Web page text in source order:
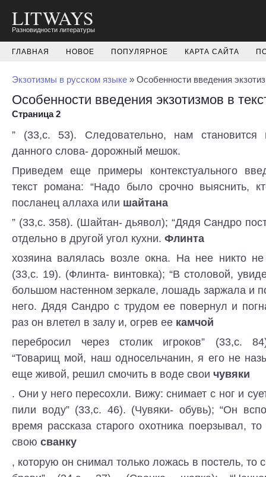
LITWAYS
Разновидности литературы
ГЛАВНАЯ НОВОЕ ПОПУЛЯРНОЕ КАРТА САЙТА
Экзотизмы в русском языке » Особенности введения
Особенности введения экзотизмов в
Страница 2
” (33,с. 53). Следовательно, нам становится
данного слова- дорожный мешок.
Приведем еще примеры контекстуального
текст романа: “Надо было срочно выяснить,
посланец аллаха или шайтана
” (33,с. 358). (Шайтан- дьявол); “Дядя Сандро
отдельно в другой угол кухни. Флинта
хозяина валялась возле окна. На нее никто
(33,с. 19). (Флинта- винтовка); “В столовой,
большом настенном зеркале, лошадь заржала и
него. Дядя Сандро с трудом ее повернул и
раз он влетел в залу и, огрев ее камчой
перебросил через столик игроков” (33,с.
“Товарищ мой, наш односельчанин, я его не
еще живой, решил смочить в воде свои чувяки
. Они у него пересохли. Вижу: снимает с ног и
пили воду” (33,с. 46). (Чувяки- обувь); “Он
время рассказа старого охотника поерзывал,
свою сванку
, которую он снимал только ложась в постель, то